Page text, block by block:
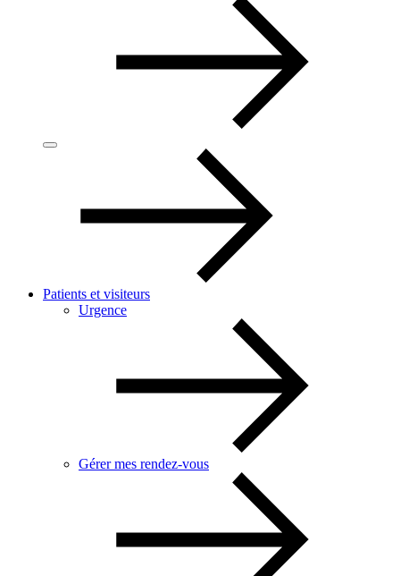
Patients et visiteurs
Urgence
Gérer mes rendez-vous